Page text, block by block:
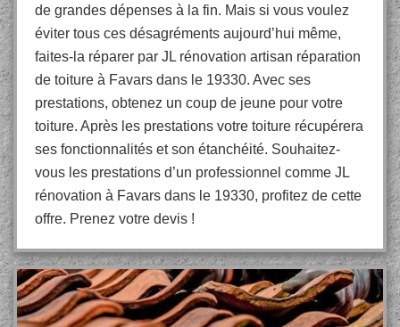
de grandes dépenses à la fin. Mais si vous voulez
éviter tous ces désagréments aujourd’hui même,
faites-la réparer par JL rénovation artisan réparation
de toiture à Favars dans le 19330. Avec ses
prestations, obtenez un coup de jeune pour votre
toiture. Après les prestations votre toiture récupérera
ses fonctionnalités et son étanchéité. Souhaitez-
vous les prestations d’un professionnel comme JL
rénovation à Favars dans le 19330, profitez de cette
offre. Prenez votre devis !